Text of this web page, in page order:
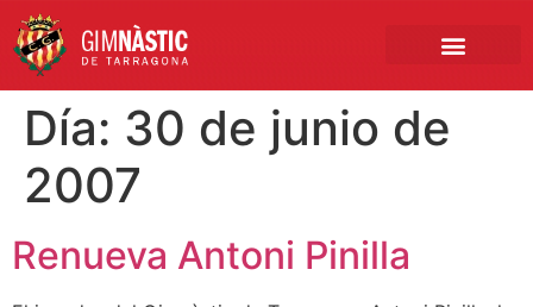
Día: 30 de junio de
2007
Renueva Antoni Pinilla